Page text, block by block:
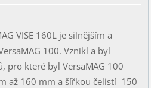
VISE 160L je silnějším a
100. Vznikl a byl
pro které byl VersaMAG 100
až 160 mm a šířkou čelistí 150